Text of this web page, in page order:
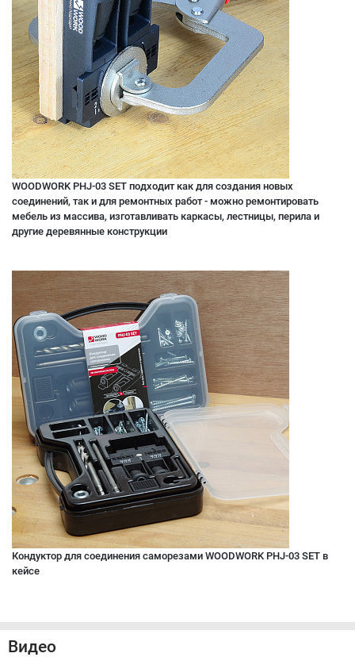
WOODWORK PHJ-03 SET подходит как для создания новых
соединений, так и для ремонтных работ - можно ремонтировать
мебель из массива, изготавливать каркасы, лестницы, перила и
другие деревянные конструкции
Кондуктор для соединения саморезами WOODWORK PHJ-03 SET в
кейсе
Видео